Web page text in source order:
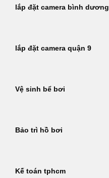
lắp đặt camera bình dương
lắp đặt camera quận 9
Vệ sinh bể bơi
Bảo trì hồ bơi
Kế toán tphcm